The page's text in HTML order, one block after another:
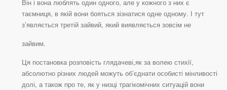
Він і вона люблять один одного, але у кожного з них є
таємниця, в якій вони бояться зізнатися одне одному. І тут
зʼявляється третій зайвий, який виявляється зовсім не
зайвим.
Ця постановка розповість глядачеві,як за волею стихії,
абсолютно різних людей можуть обʼєднати особисті мінливості
долі, а також про те, як у низці трагікомічних ситуацій вони